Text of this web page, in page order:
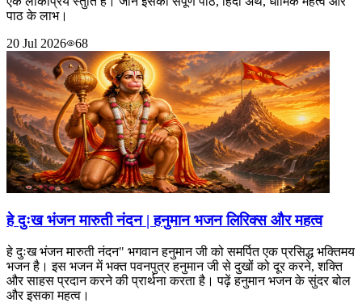
पाठ के लाभ।
20 Jul 2026
68
हे दुःख भंजन मारुती नंदन | हनुमान भजन लिरिक्स और महत्व
हे दुःख भंजन मारुती नंदन" भगवान हनुमान जी को समर्पित एक प्रसिद्ध भक्तिमय
भजन है। इस भजन में भक्त पवनपुत्र हनुमान जी से दुखों को दूर करने, शक्ति
और साहस प्रदान करने की प्रार्थना करता है। पढ़ें हनुमान भजन के सुंदर बोल
और इसका महत्व।